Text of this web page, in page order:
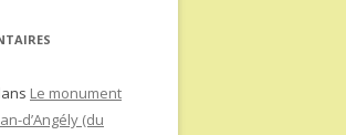
Le monument
d’Angély (du